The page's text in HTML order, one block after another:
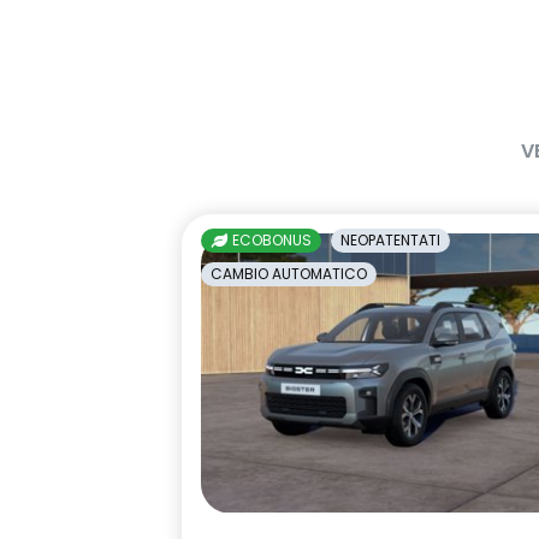
maniglie in
Manutenzione Connessa, incluso
multisense
Pack standard connectivity
interlock
retrovisore interno fotocromatico
retrovisori
sedili posteriori ripiegabili 1/3 - 2/3
sellerie in
tessuto
impunture
ECOBONUS
NEOPATENTATI
CAMBIO AUTOMATICO